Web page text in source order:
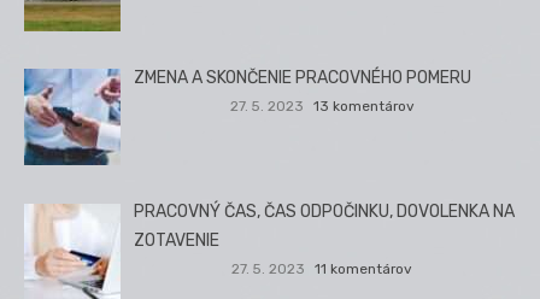
ZMENA A SKONČENIE PRACOVNÉHO POMERU
27. 5. 2023 13 komentárov
PRACOVNÝ ČAS, ČAS ODPOČINKU, DOVOLENKA NA
ZOTAVENIE
27. 5. 2023 11 komentárov